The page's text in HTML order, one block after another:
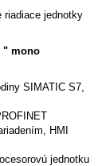
riadiace jednotky
" mono
SIMATIC S7,
HMI
jednotku